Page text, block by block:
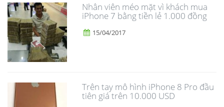
Nhân viên méo mặt vì khách mua
iPhone 7 bằng tiền lẻ 1.000 đồng
15/04/2017
Trên tay mô hình iPhone 8 Pro đầu
tiên giá trên 10.000 USD